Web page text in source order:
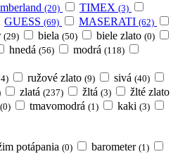
(20) TIMEX (3)
GUESS (69) MASERATI (62)
(29) biela (50) biele zlato (0)
hnedá (56) modrá (118)
ružové zlato (9) sivá (40)
zlatá (237) žltá (3) žlté zlato
(0) tmavomodrá (1) kaki (3)
potápania (0) barometer (1)